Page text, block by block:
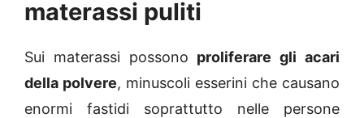
materassi puliti
Sui materassi possono proliferare gli acari
della polvere, minuscoli esserini che causano
enormi fastidi soprattutto nelle persone